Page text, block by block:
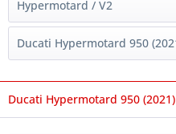
Ducati Hypermotard 950 (2021)